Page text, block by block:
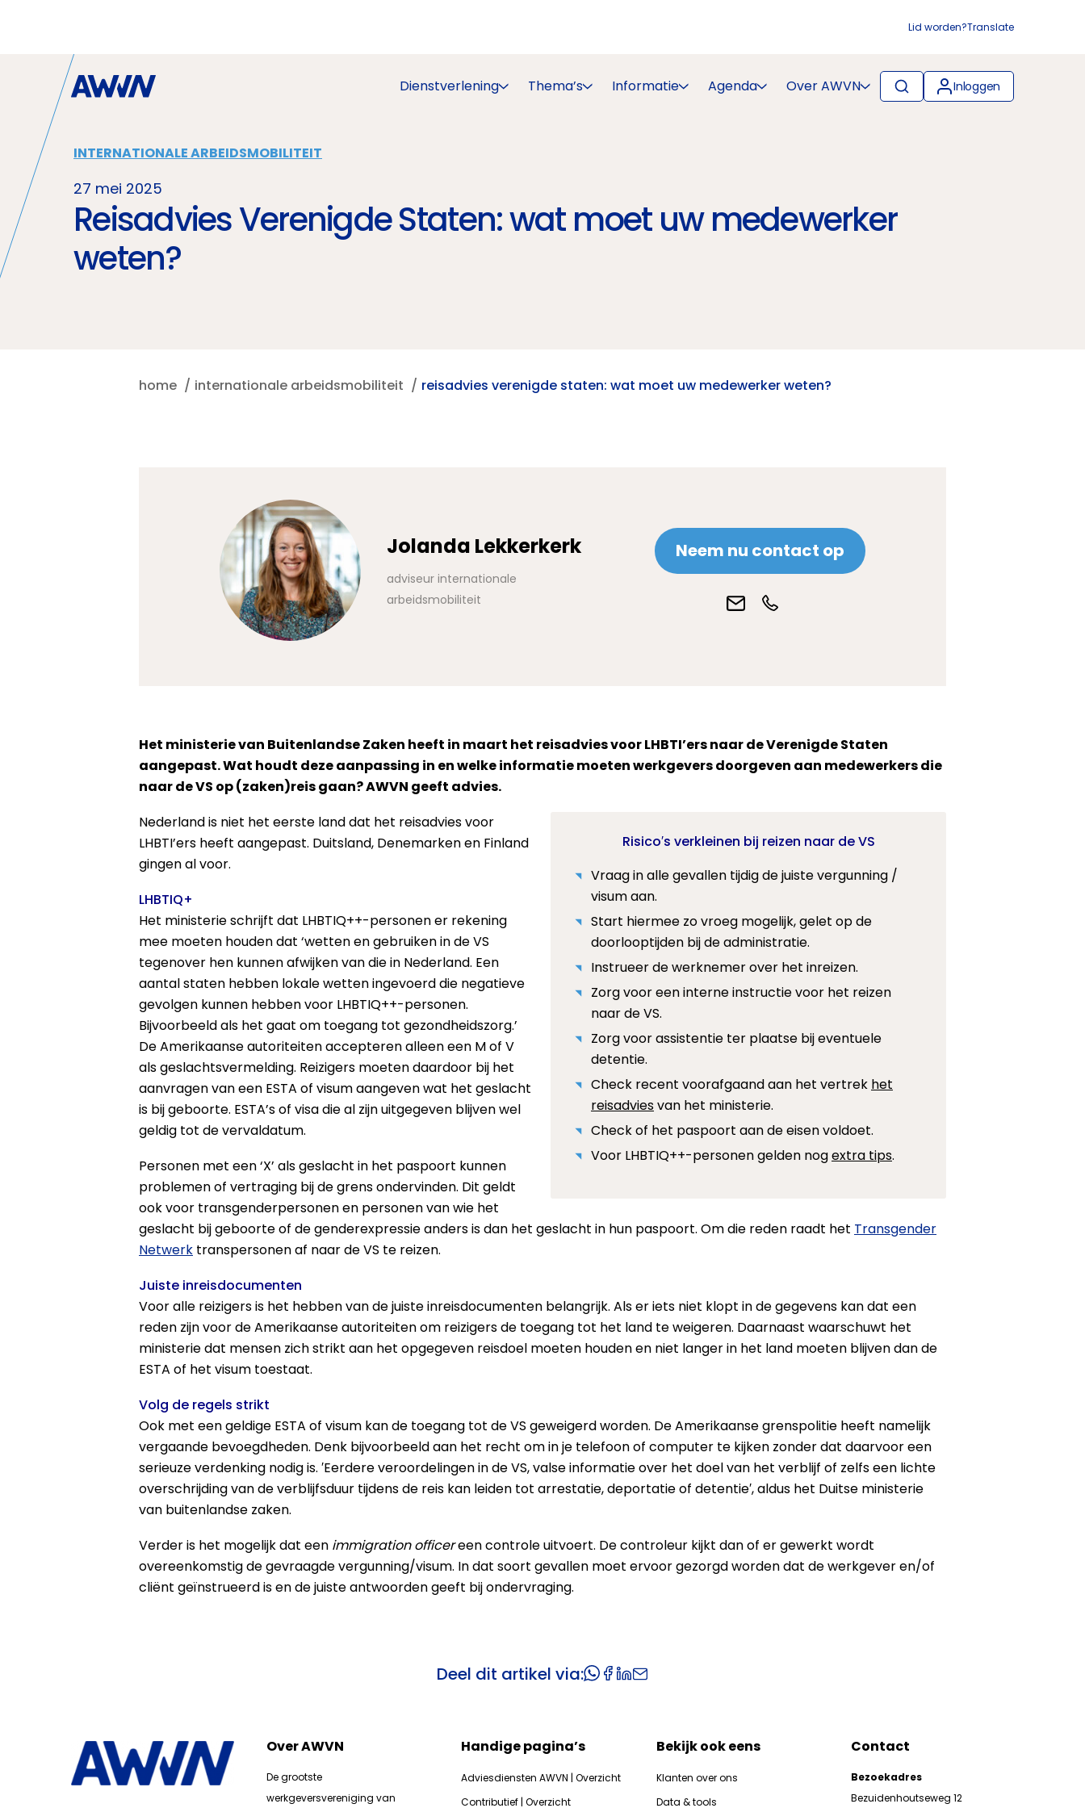
Lid worden?Translate
Dienstverlening Thema’s Informatie Agenda Over AWVN Inloggen
INTERNATIONALE ARBEIDSMOBILITEIT
27 mei 2025
Reisadvies Verenigde Staten: wat moet uw medewerker
weten?
home internationale arbeidsmobiliteit reisadvies verenigde staten: wat moet uw medewerker weten?
Jolanda Lekkerkerk
adviseur internationale
arbeidsmobiliteit
Neem nu contact op
Het ministerie van Buitenlandse Zaken heeft in maart het reisadvies voor LHBTI’ers naar de Verenigde Staten
aangepast. Wat houdt deze aanpassing in en welke informatie moeten werkgevers doorgeven aan medewerkers die
naar de VS op (zaken)reis gaan? AWVN geeft advies.
Risico′s verkleinen bij reizen naar de VS
Vraag in alle gevallen tijdig de juiste vergunning /
visum aan.
Start hiermee zo vroeg mogelijk, gelet op de
doorlooptijden bij de administratie.
Instrueer de werknemer over het inreizen.
Zorg voor een interne instructie voor het reizen
naar de VS.
Zorg voor assistentie ter plaatse bij eventuele
detentie.
Check recent voorafgaand aan het vertrek het
reisadviesvan het ministerie.
Check of het paspoort aan de eisen voldoet.
Voor LHBTIQ++-personen gelden nogextra tips.
Nederland is niet het eerste land dat het reisadvies voor
LHBTI’ers heeft aangepast. Duitsland, Denemarken en Finland
gingen al voor.
LHBTIQ+
Het ministerie schrijft dat LHBTIQ++-personen er rekening
mee moeten houden dat ‘wetten en gebruiken in de VS
tegenover hen kunnen afwijken van die in Nederland. Een
aantal staten hebben lokale wetten ingevoerd die negatieve
gevolgen kunnen hebben voor LHBTIQ++-personen.
Bijvoorbeeld als het gaat om toegang tot gezondheidszorg.’
De Amerikaanse autoriteiten accepteren alleen een M of V
als geslachtsvermelding. Reizigers moeten daardoor bij het
aanvragen van een ESTA of visum aangeven wat het geslacht
is bij geboorte. ESTA’s of visa die al zijn uitgegeven blijven wel
geldig tot de vervaldatum.
Personen met een ‘X’ als geslacht in het paspoort kunnen
problemen of vertraging bij de grens ondervinden. Dit geldt
ook voor transgenderpersonen en personen van wie het
geslacht bij geboorte of de genderexpressie anders is dan het geslacht in hun paspoort. Om die reden raadt het Transgender
Netwerk transpersonen af naar de VS te reizen.
Juiste inreisdocumenten
Voor alle reizigers is het hebben van de juiste inreisdocumenten belangrijk. Als er iets niet klopt in de gegevens kan dat een
reden zijn voor de Amerikaanse autoriteiten om reizigers de toegang tot het land te weigeren. Daarnaast waarschuwt het
ministerie dat mensen zich strikt aan het opgegeven reisdoel moeten houden en niet langer in het land moeten blijven dan de
ESTA of het visum toestaat.
Volg de regels strikt
Ook met een geldige ESTA of visum kan de toegang tot de VS geweigerd worden. De Amerikaanse grenspolitie heeft namelijk
vergaande bevoegdheden. Denk bijvoorbeeld aan het recht om in je telefoon of computer te kijken zonder dat daarvoor een
serieuze verdenking nodig is. ′Eerdere veroordelingen in de VS, valse informatie over het doel van het verblijf of zelfs een lichte
overschrijding van de verblijfsduur tijdens de reis kan leiden tot arrestatie, deportatie of detentie′, aldus het Duitse ministerie
van buitenlandse zaken.
Verder is het mogelijk dat een immigration officereen controle uitvoert. De controleur kijkt dan of er gewerkt wordt
overeenkomstig de gevraagde vergunning/visum. In dat soort gevallen moet ervoor gezorgd worden dat de werkgever en/of
cliënt geïnstrueerd is en de juiste antwoorden geeft bij ondervraging.
Deel dit artikel via:
Over AWVN
De grootste
werkgeversvereniging van
Handige pagina’s
Adviesdiensten AWVN | Overzicht
Contributief | Overzicht
Bekijk ook eens
Klanten over ons
Data & tools
Contact
Bezoekadres
Bezuidenhoutseweg 12